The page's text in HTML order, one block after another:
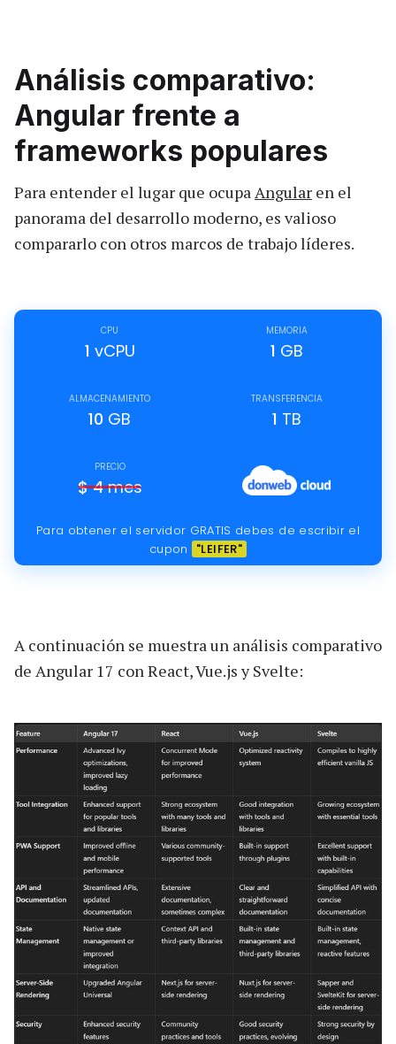
Análisis comparativo:
Angular frente a
frameworks populares
Para entender el lugar que ocupaAngular en el
panorama del desarrollo moderno, es valioso
compararlo con otros marcos de trabajo líderes.
CPU
1 vCPU
MEMORIA
1 GB
ALMACENAMIENTO
10 GB
TRANSFERENCIA
1 TB
PRECIO
$ 4 mes
Para obtener el servidor GRATIS debes de escribir el
cupon
"LEIFER"
A continuación se muestra un análisis comparativo
de Angular 17 con React, Vue.js y Svelte: